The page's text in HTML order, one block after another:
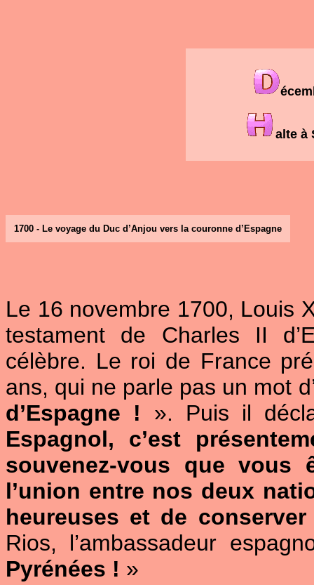
alte à
1700 - Le voyage du Duc d’Anjou vers la couronne d’Espagne
Le 16 novembre 1700, Louis
testament de Charles II
célèbre. Le roi de France
ans, qui ne parle pas un mot
d’Espagne ! ». Puis il
Espagnol, c’est
souvenez-vous que vous
l’union entre nos deux
heureuses et de
Rios, l’ambassadeur
Pyrénées ! »